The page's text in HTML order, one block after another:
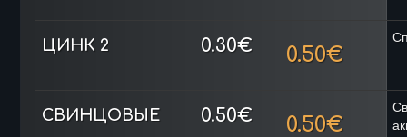
ЦИНК 2 0.30€ 0.50€
СВИНЦОВЫЕ 0.50€ 0.50€